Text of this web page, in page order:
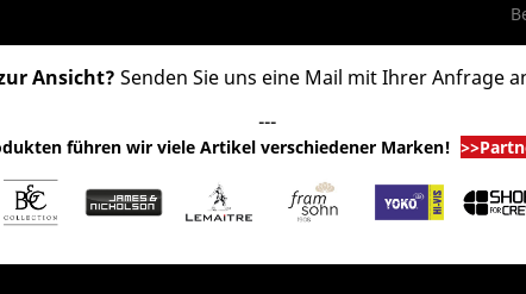
Ansicht? Senden Sie uns eine Mail mit Ihrer Anfrage
---
führen wir viele Artikel verschiedener Marken!